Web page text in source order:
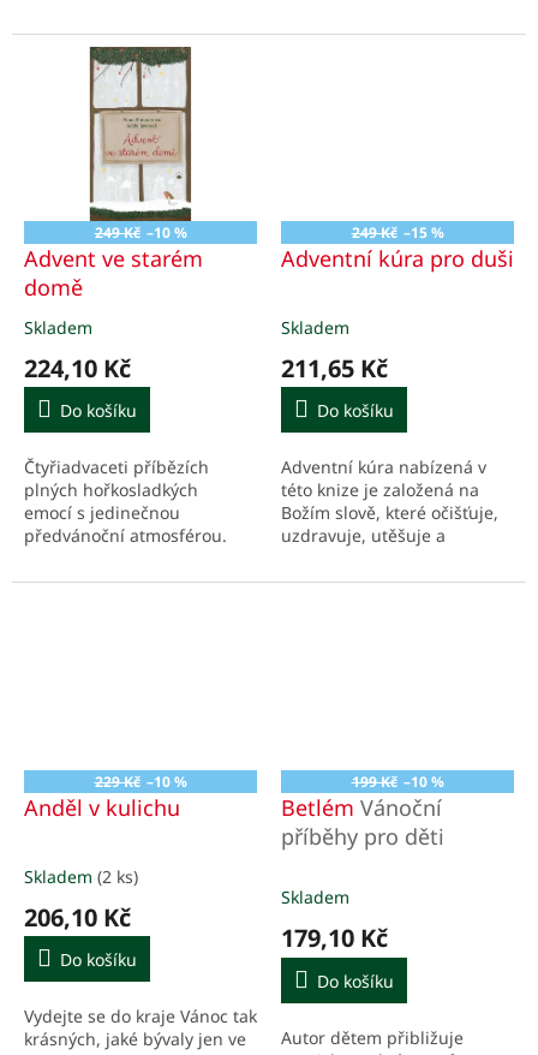
249 Kč –10 %
Advent ve starém
domě
Průměrné
produktu
5,0
5
hvězdiček.
Skladem
224,10 Kč
Do košíku
Čtyřiadvaceti příbězích
plných hořkosladkých
emocí s jedinečnou
předvánoční atmosférou.
249 Kč –15 %
Adventní kúra pro duši
Průměrné
produktu
5,0
5
hvězdiček.
Skladem
211,65 Kč
Do košíku
Adventní kúra nabízená v
této knize je založená na
Božím slově, které očišťuje,
uzdravuje, utěšuje a
duši ochablé a pokřivené.
229 Kč –10 %
Anděl v kulichu
Průměrné
produktu
5,0
5
hvězdiček.
Skladem (2 ks)
206,10 Kč
Do košíku
Vydejte se do kraje Vánoc tak
krásných, jaké bývaly jen ve
199 Kč –10 %
Betlém Vánoční
příběhy pro děti
Skladem
179,10 Kč
Do košíku
Autor dětem přibližuje